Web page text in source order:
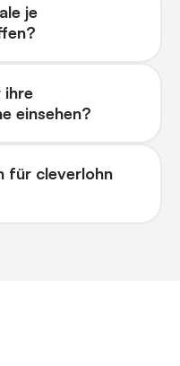
je
ihre
einsehen?
für cleverlohn